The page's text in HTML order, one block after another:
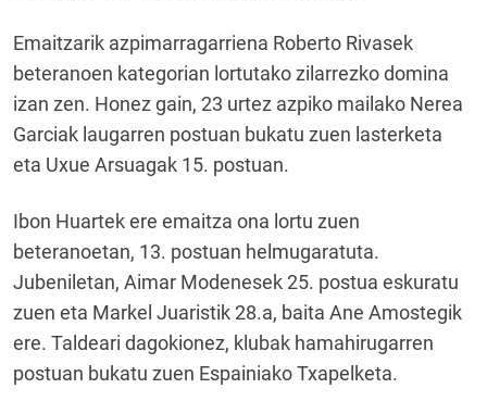
Emaitzarik azpimarragarriena Roberto Rivasek
beteranoen kategorian lortutako zilarrezko domina
izan zen. Honez gain, 23 urtez azpiko mailako Nerea
Garciak laugarren postuan bukatu zuen lasterketa
eta Uxue Arsuagak 15. postuan.
Ibon Huartek ere emaitza ona lortu zuen
beteranoetan, 13. postuan helmugaratuta.
Jubeniletan, Aimar Modenesek 25. postua eskuratu
zuen eta Markel Juaristik 28.a, baita Ane Amostegik
ere. Taldeari dagokionez, klubak hamahirugarren
postuan bukatu zuen Espainiako Txapelketa.